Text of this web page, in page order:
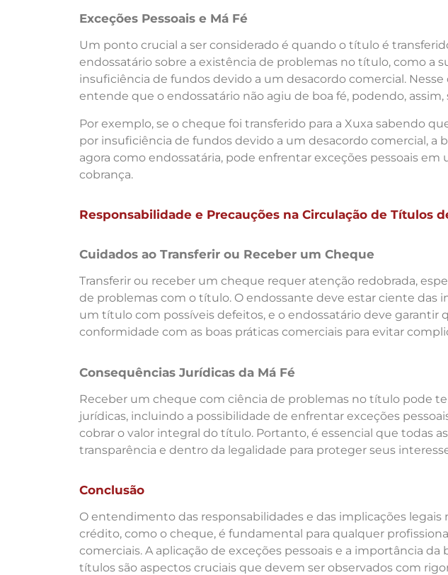
Exceções Pessoais e Má Fé
Um ponto crucial a ser considerado é quando o título é
endossatário sobre a existência de problemas no título, como a
insuficiência de fundos devido a um desacordo comercial. Nesse
entende que o endossatário não agiu de boa fé, podendo, assim,
Por exemplo, se o cheque foi transferido para a Xuxa sabendo
por insuficiência de fundos devido a um desacordo comercial, a
agora como endossatária, pode enfrentar exceções pessoais em
cobrança.
Responsabilidade e Precauções na Circulação de Títulos
Cuidados ao Transferir ou Receber um Cheque
Transferir ou receber um cheque requer atenção redobrada,
de problemas com o título. O endossante deve estar ciente das
um título com possíveis defeitos, e o endossatário deve garantir
conformidade com as boas práticas comerciais para evitar
Consequências Jurídicas da Má Fé
Receber um cheque com ciência de problemas no título pode
jurídicas, incluindo a possibilidade de enfrentar exceções
cobrar o valor integral do título. Portanto, é essencial que todas
transparência e dentro da legalidade para proteger seus
Conclusão
O entendimento das responsabilidades e das implicações legais
crédito, como o cheque, é fundamental para qualquer
comerciais. A aplicação de exceções pessoais e a importância da
títulos são aspectos cruciais que devem ser observados com